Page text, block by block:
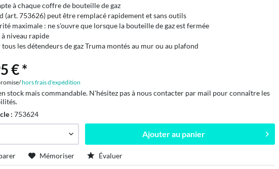
à chaque coffre de bouteille de gaz
(art. 753626) peut être remplacé rapidement et sans outils
maximale : ne s'ouvre que lorsque la bouteille de gaz est fermée
à niveau rapide
tous les détendeurs de gaz Truma montés au mur ou au plafond
€ *
hors frais d'expédition
stock mais commandable. N'hésitez pas à nous contacter par mail pour connaître les
:753624
Ajouter au panier
Mémoriser Évaluer